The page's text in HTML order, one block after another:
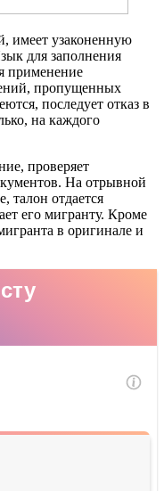
имеет узаконенную
для заполнения
применение
пропущенных
последует отказ в
на каждого
проверяет
На отрывной
талон отдается
его мигранту. Кроме
в оригинале и